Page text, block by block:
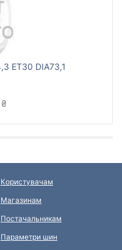
ET30 DIA73,1
₴
Користувачам
Магазинам
Постачальникам
Параметри шин